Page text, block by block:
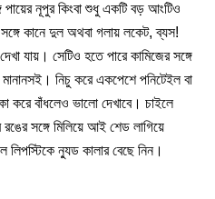
পায়ের নূপুর কিংবা শুধু একটি বড় আংটিও
কানে দুল অথবা গলায় লকেট, ব্যস!
যায়। সেটিও হতে পারে কামিজের সঙ্গে
নিচু করে একপেশে পনিটেইল বা
করে বাঁধলেও ভালো দেখাবে। চাইলে
সঙ্গে মিলিয়ে আই শেড লাগিয়ে
ন্যুড কালার বেছে নিন।